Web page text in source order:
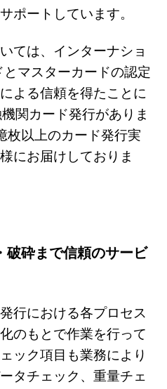
ポートしています。
ては、インターナショ
マスターカードの認定
よる信頼を得たことに
関カード発行がありま
枚以上のカード発行実
にお届けしておりま
破砕まで信頼のサービ
行における各プロセス
のもとで作業を行って
ック項目も業務により
タチェック、重量チェ